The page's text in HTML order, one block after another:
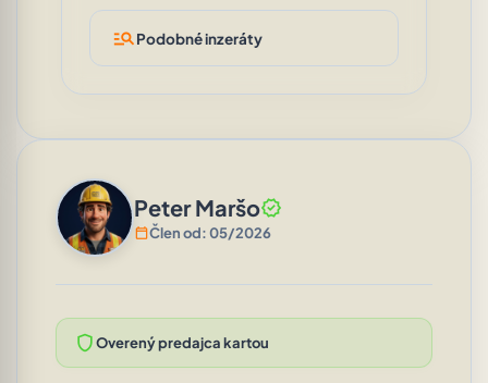
manage_searchPodobné inzeráty
Peter Maršoverified
calendar_todayČlen od: 05/2026
shieldOverený predajca kartou